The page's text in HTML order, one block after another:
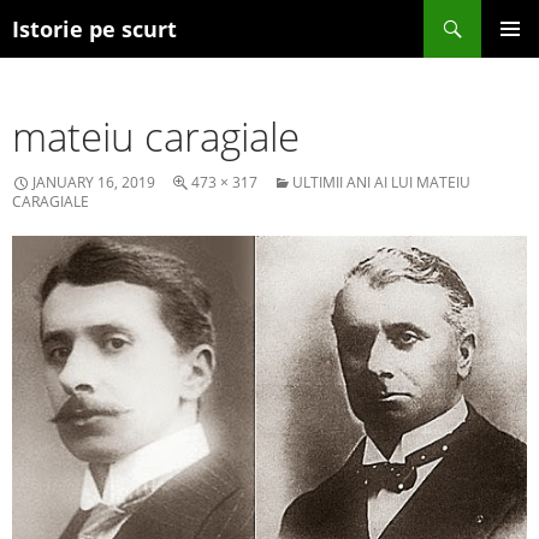
Istorie pe scurt
Search
SKIP TO CONTENT
mateiu caragiale
JANUARY 16, 2019 473 × 317
ULTIMII ANI AI LUI MATEIU
CARAGIALE